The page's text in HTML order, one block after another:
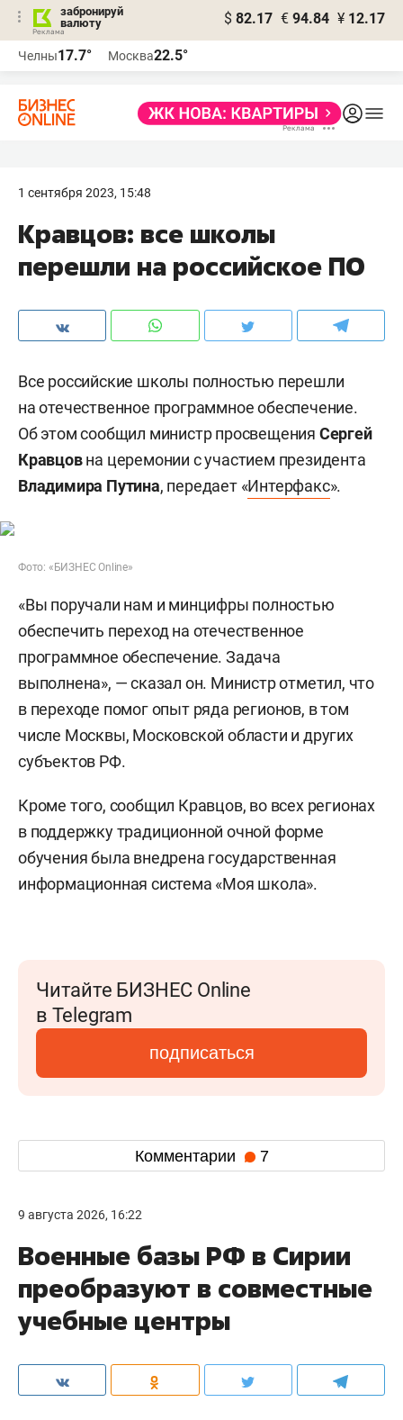
забронируй
валюту
$ 82.17 € 94.84 ¥ 12.17
Челны17.7° Москва22.5°
1 сентября 2023, 15:48
Кравцов: все школы
перешли на российское ПО
Все российские школы полностью перешли
на отечественное программное обеспечение.
Об этом сообщил министр просвещения Сергей
Кравцовна церемонии с участием президента
Владимира Путина, передает «Интерфакс».
Фото: «БИЗНЕС Online»
«Вы поручали нам и минцифры полностью
обеспечить переход на отечественное
программное обеспечение. Задача
выполнена», — сказал он. Министр отметил, что
в переходе помог опыт ряда регионов, в том
числе Москвы, Московской области и других
субъектов РФ.
Кроме того, сообщил Кравцов, во всех регионах
в поддержку традиционной очной форме
обучения была внедрена государственная
информационная система «Моя школа».
Читайте БИЗНЕС Online
в Telegram
подписаться
Комментарии 7
9 августа 2026, 16:22
Военные базы РФ в Сирии
преобразуют в совместные
учебные центры